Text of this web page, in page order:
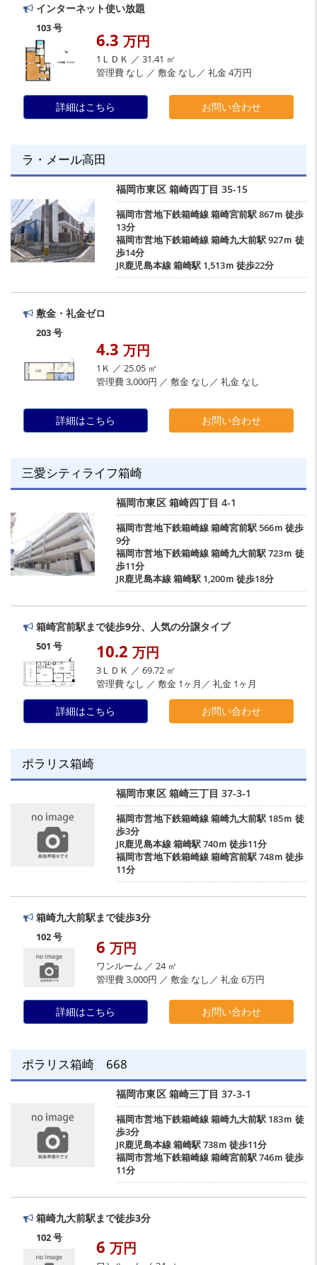
インターネット使い放題
103 号
6.3 万円
1ＬＤＫ ／ 31.41 ㎡
管理費 なし ／ 敷金 なし／ 礼金 4万円
詳細はこちら お問い合わせ
ラ・メール高田
福岡市東区 箱崎四丁目 35-15
福岡市営地下鉄箱崎線箱崎宮前駅867ｍ 徒歩
13分
福岡市営地下鉄箱崎線箱崎九大前駅927ｍ 徒
歩14分
JR鹿児島本線箱崎駅1,513ｍ 徒歩22分
敷金・礼金ゼロ
203 号
4.3 万円
1Ｋ ／ 25.05 ㎡
管理費 3,000円 ／ 敷金 なし／ 礼金 なし
詳細はこちら お問い合わせ
三愛シティライフ箱崎
福岡市東区 箱崎四丁目 4-1
福岡市営地下鉄箱崎線箱崎宮前駅566ｍ 徒歩
9分
福岡市営地下鉄箱崎線箱崎九大前駅723ｍ 徒
歩11分
JR鹿児島本線箱崎駅1,200ｍ 徒歩18分
箱崎宮前駅まで徒歩9分、人気の分譲タイプ
501 号 10.2 万円
3ＬＤＫ ／ 69.72 ㎡
管理費 なし ／ 敷金 1ヶ月／ 礼金 1ヶ月
詳細はこちら お問い合わせ
ポラリス箱崎
福岡市東区 箱崎三丁目 37-3-1
福岡市営地下鉄箱崎線箱崎九大前駅 185ｍ 徒
歩3分
JR鹿児島本線箱崎駅740ｍ 徒歩11分
福岡市営地下鉄箱崎線箱崎宮前駅748ｍ 徒歩
11分
箱崎九大前駅まで徒歩3分
102 号 6 万円
ワンルーム ／ 24 ㎡
管理費 3,000円 ／ 敷金 なし／ 礼金 6万円
詳細はこちら お問い合わせ
ポラリス箱崎 668
福岡市東区 箱崎三丁目 37-3-1
福岡市営地下鉄箱崎線箱崎九大前駅 183ｍ 徒
歩3分
JR鹿児島本線箱崎駅738ｍ 徒歩11分
福岡市営地下鉄箱崎線箱崎宮前駅746ｍ 徒歩
11分
箱崎九大前駅まで徒歩3分
102 号 6 万円